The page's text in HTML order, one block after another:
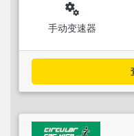
miscellaneous_services
手动变速器